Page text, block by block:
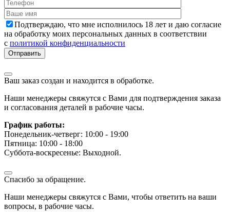
Подтверждаю, что мне исполнилось 18 лет и даю согласие
на обработку моих персональных данных в соответствии
с политикой конфиденциальности
Ваш заказ создан и находится в обработке.
Наши менеджеры свяжутся с Вами для подтверждения заказа
и согласования деталей в рабочие часы.
График работы:
Понедельник-четверг: 10:00 - 19:00
Пятница: 10:00 - 18:00
Суббота-воскресенье: Выходной.
Спасибо за обращение.
Наши менеджеры свяжутся с Вами, чтобы ответить на ваши
вопросы, в рабочие часы.